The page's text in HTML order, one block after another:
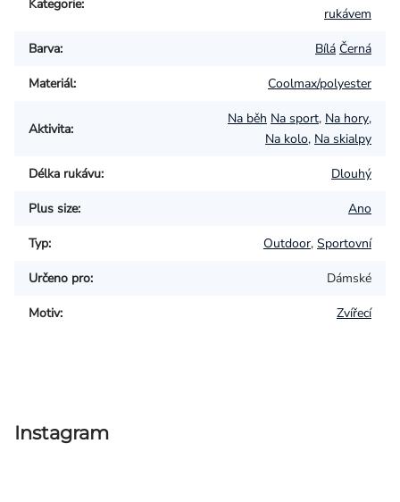
Kategorie:
rukávem
Barva: Bílá Černá
Materiál: Coolmax/polyester
Aktivita:
Na běh Na sport, Na hory,
Na kolo, Na skialpy
Délka rukávu: Dlouhý
Plus size: Ano
Typ: Outdoor, Sportovní
Určeno pro: Dámské
Motiv: Zvířecí
Instagram